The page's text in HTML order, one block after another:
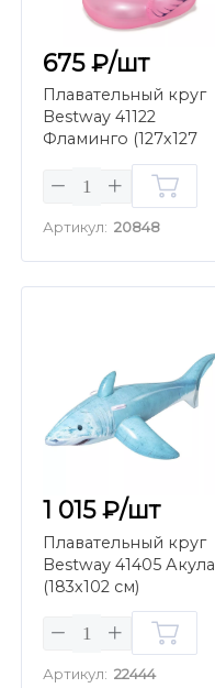
675 ₽/шт
Плавательный круг
Bestway 41122
Фламинго (127х127
Артикул: 20848
1 015 ₽/шт
Плавательный круг
Bestway 41405 Акула
(183х102 см)
Артикул: 22444